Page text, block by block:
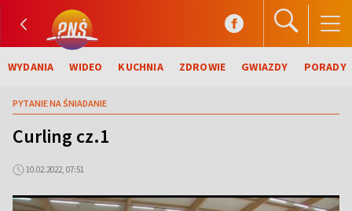
WYDANIA WIDEO KUCHNIA ZDROWIE GWIAZDY PORADY
PYTANIE NA ŚNIADANIE
Curling cz.1
10.02.2022, 07:51